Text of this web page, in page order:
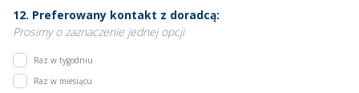
12. Preferowany kontakt z doradcą:
Prosimy o zaznaczenie jednej opcji
Raz w tygodniu
Raz w miesiącu